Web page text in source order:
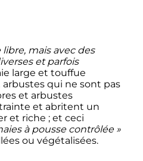
libre, mais avec des
et parfois
large et touffue
qui ne sont pas
et arbustes
et abritent un
et riche ; et ceci
à pousse contrôlée »
ou végétalisées.